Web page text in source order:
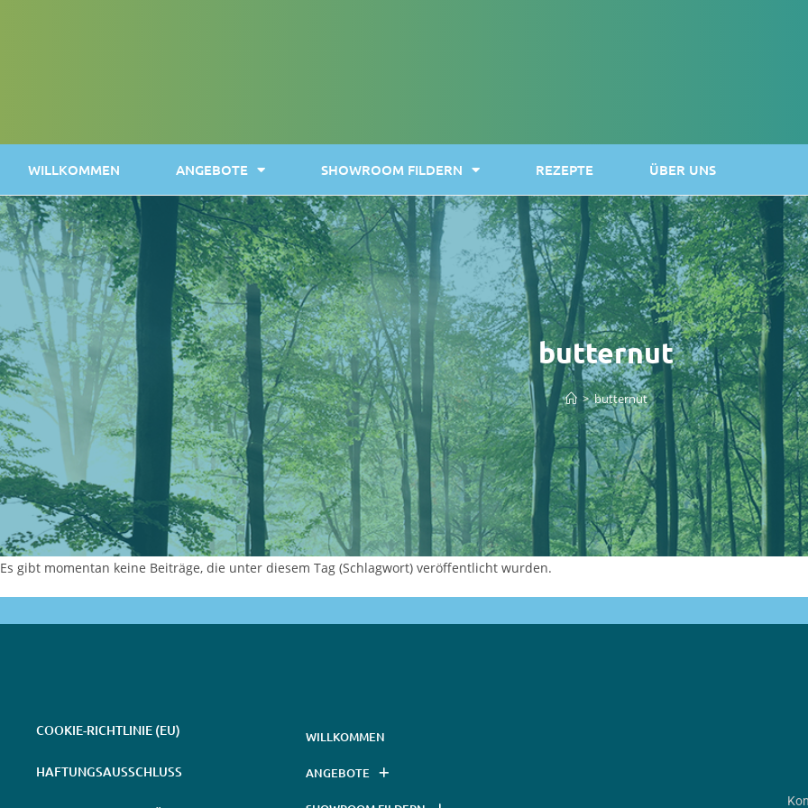
WILLKOMMEN ANGEBOTE SHOWROOM FILDERN REZEPTE ÜBER UNS
butternut
> butternut
Es gibt momentan keine Beiträge, die unter diesem Tag (Schlagwort) veröffentlicht wurden.
COOKIE-RICHTLINIE (EU)
HAFTUNGSAUSSCHLUSS
WILLKOMMEN
ANGEBOTE